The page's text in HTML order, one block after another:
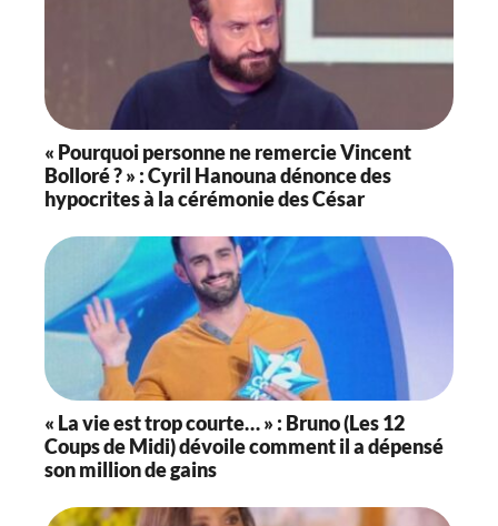
« Pourquoi personne ne remercie Vincent
Bolloré ? » : Cyril Hanouna dénonce des
hypocrites à la cérémonie des César
« La vie est trop courte… » : Bruno (Les 12
Coups de Midi) dévoile comment il a dépensé
son million de gains